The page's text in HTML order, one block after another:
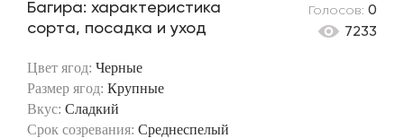
Цвет ягод: Черные
Размер ягод: Крупные
Вкус: Сладкий
Срок созревания: Среднеспелый
Голосов: 0
7233